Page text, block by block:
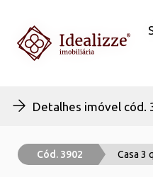
Detalhes imóvel cód.
Cód. 3902 Casa 3